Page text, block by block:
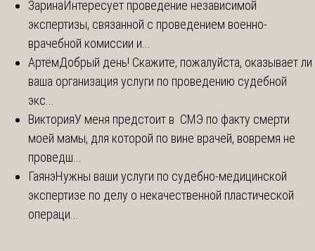
ЗаринаИнтересует проведение независимой
экспертизы, связанной с проведением военно-
врачебной комиссии и...
АртёмДобрый день! Скажите, пожалуйста, оказывает ли
ваша организация услуги по проведению судебной
экс...
ВикторияУ меня предстоит в СМЭ по факту смерти
моей мамы, для которой по вине врачей, вовремя не
проведш...
ГаянэНужны ваши услуги по судебно-медицинской
экспертизе по делу о некачественной пластической
операци...